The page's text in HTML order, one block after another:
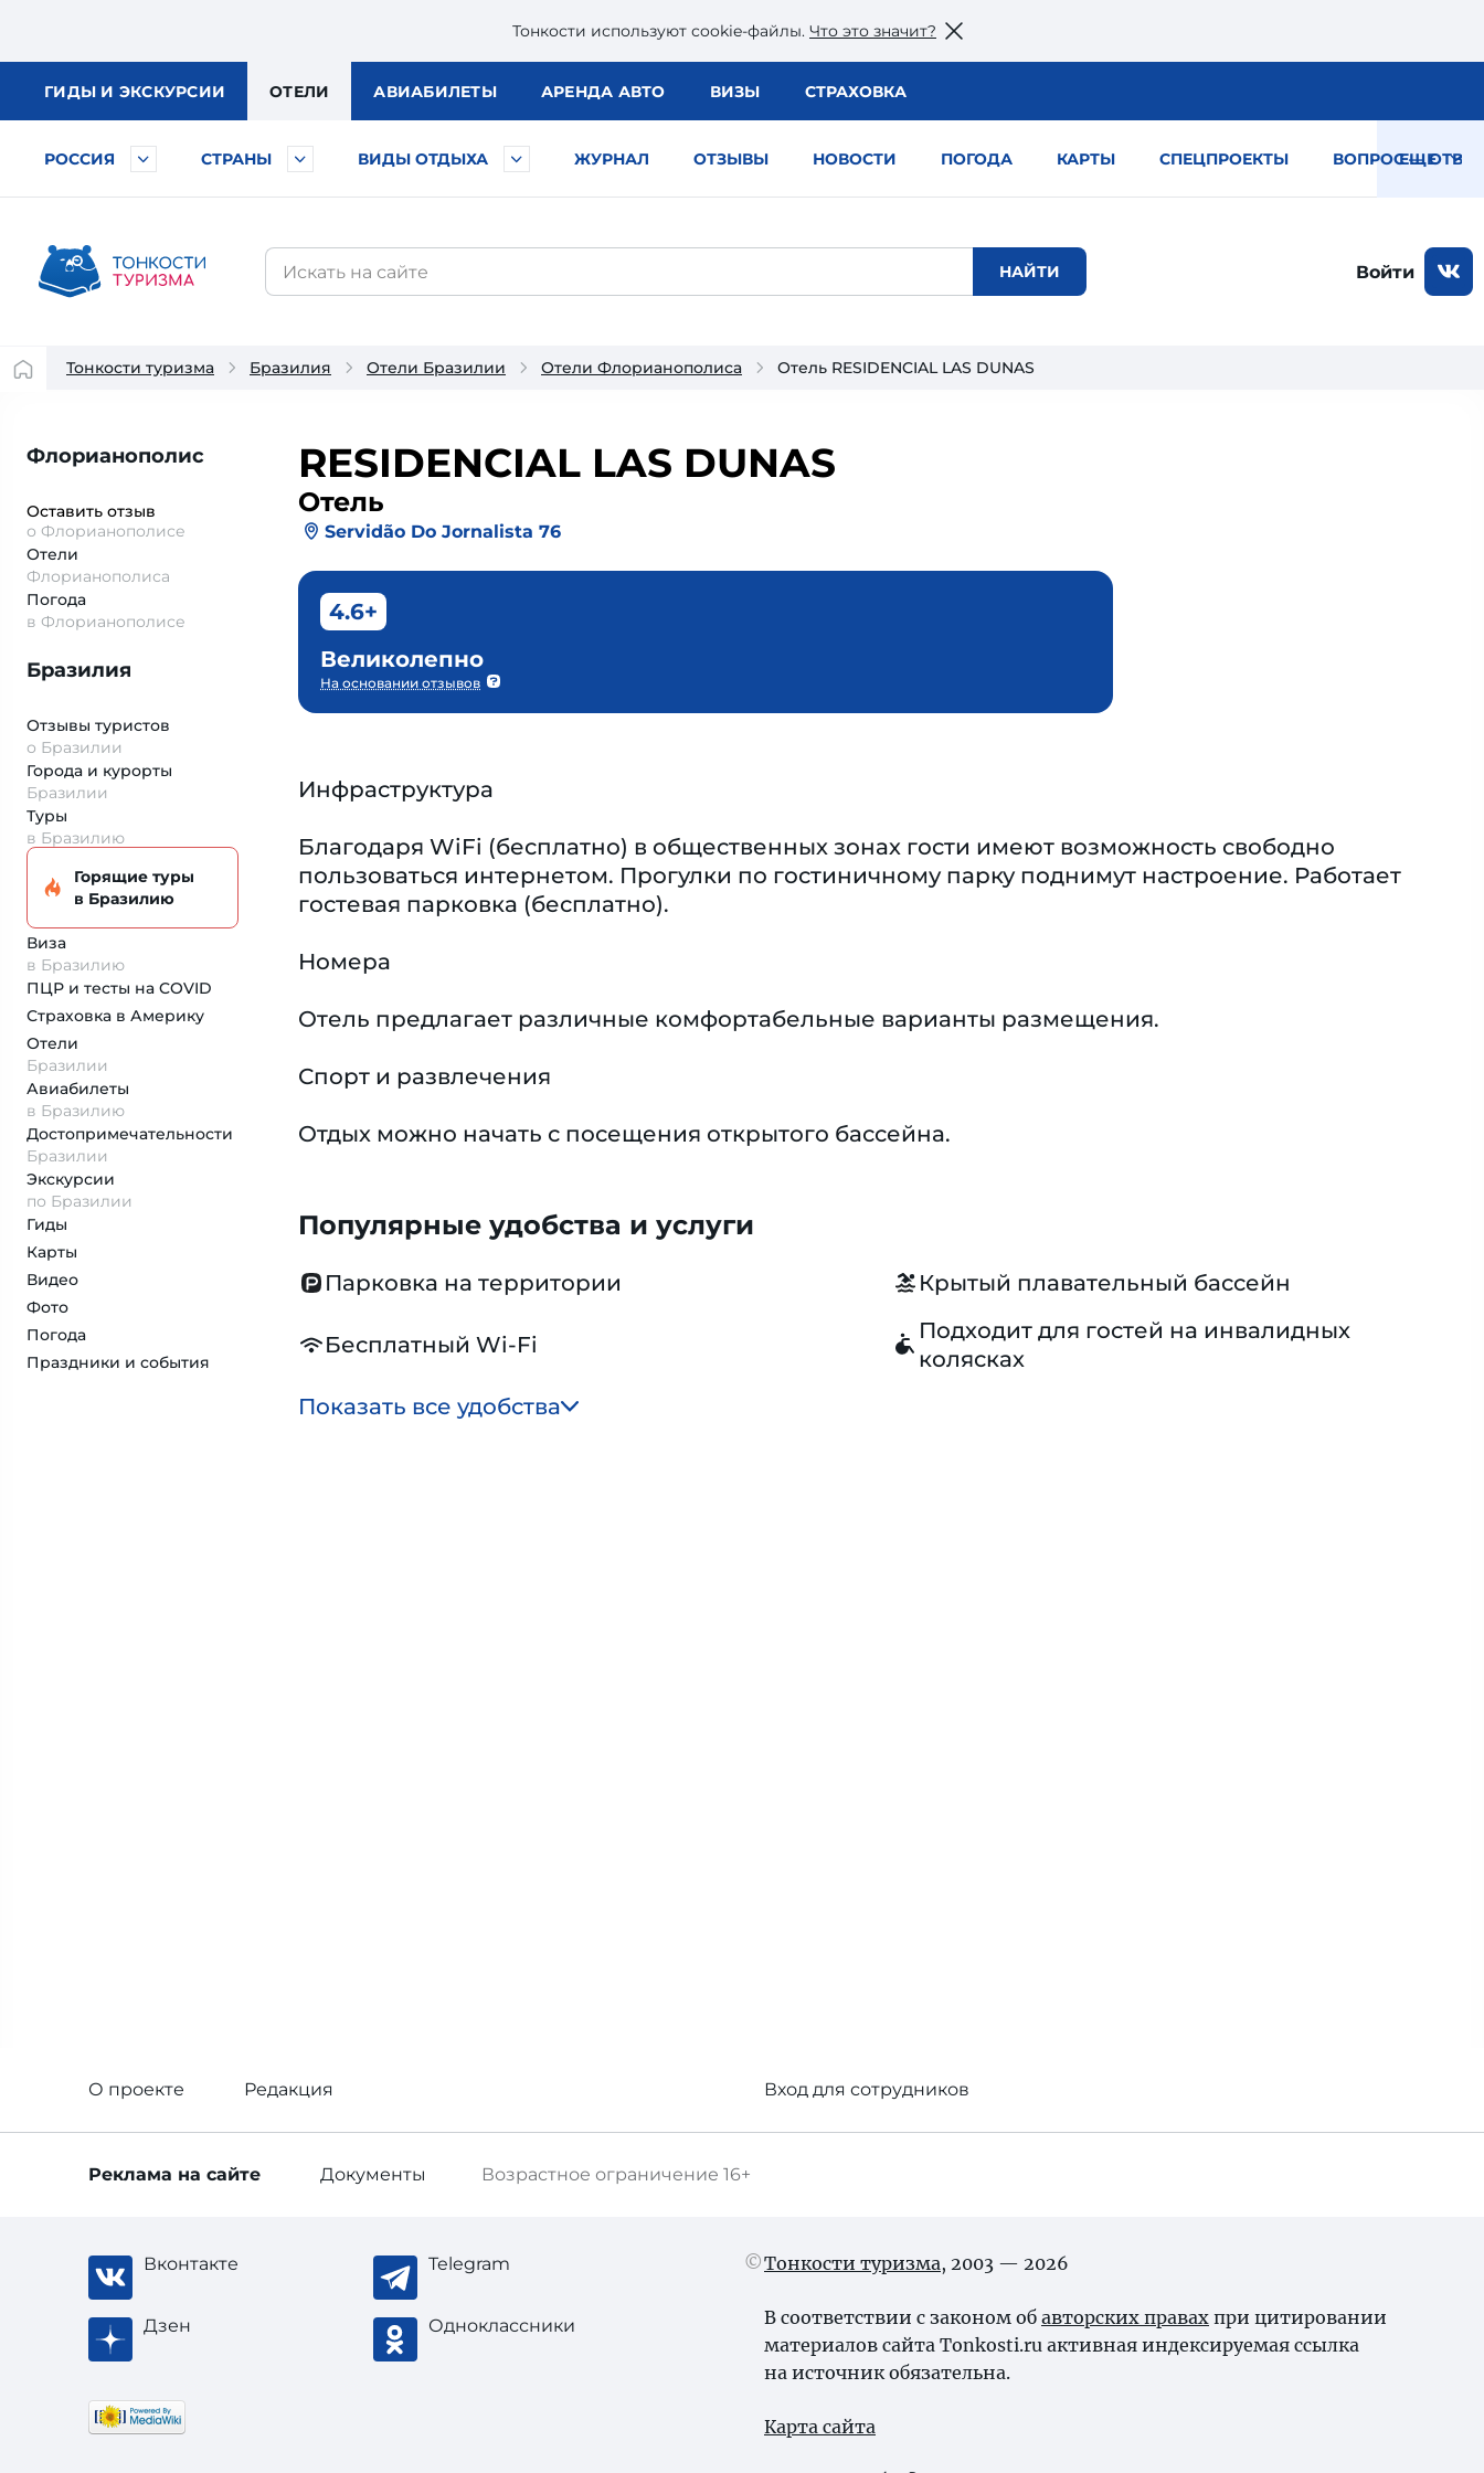
Тонкости используют сookie-файлы. Что это значит?
ГИДЫ И ЭКСКУРСИИ ОТЕЛИ АВИАБИЛЕТЫ АРЕНДА АВТО ВИЗЫ СТРАХОВКА
РОССИЯ СТРАНЫ ВИДЫ ОТДЫХА ЖУРНАЛ ОТЗЫВЫ НОВОСТИ ПОГОДА КАРТЫ СПЕЦПРОЕКТЫ ВОПРОС — ОТВЕТ
ЕЩЕ
Войти
Тонкости туризма Бразилия Отели Бразилии Отели Флорианополиса Отель RESIDENCIAL LAS DUNAS
Флорианополис
Оставить отзыв
о Флорианополисе
Отели
Флорианополиса
Погода
в Флорианополисе
Бразилия
Отзывы туристов
о Бразилии
Города и курорты
Бразилии
Туры
в Бразилию
Горящие туры
в Бразилию
Виза
в Бразилию
ПЦР и тесты на COVID
Страховка в Америку
Отели
Бразилии
Авиабилеты
в Бразилию
Достопримеча­тельности
Бразилии
Экскурсии
по Бразилии
Гиды
Карты
Видео
Фото
Погода
Праздники и события
RESIDENCIAL LAS DUNAS
Отель
Servidão Do Jornalista 76
4.6+
Великолепно
На основании отзывов
Инфраструктура
Благодаря WiFi (бесплатно) в общественных зонах гости имеют возможность свободно
пользоваться интернетом. Прогулки по гостиничному парку поднимут настроение. Работает
гостевая парковка (бесплатно).
Номера
Отель предлагает различные комфортабельные варианты размещения.
Спорт и развлечения
Отдых можно начать с посещения открытого бассейна.
Популярные удобства и услуги
Парковка на территории Крытый плавательный бассейн
Бесплатный Wi-Fi
Подходит для гостей на инвалидных
колясках
Показать все удобства
О проекте Редакция Вход для сотрудников
Возрастное ограничение 16+
Реклама на сайте Документы
Вконтакте Telegram
Дзен Одноклассники
Тонкости туризма, 2003 — 2026
В соответствии с законом об авторских правах при цитировании
материалов сайта Tonkosti.ru активная индексируемая ссылка
на источник обязательна.
Карта сайта